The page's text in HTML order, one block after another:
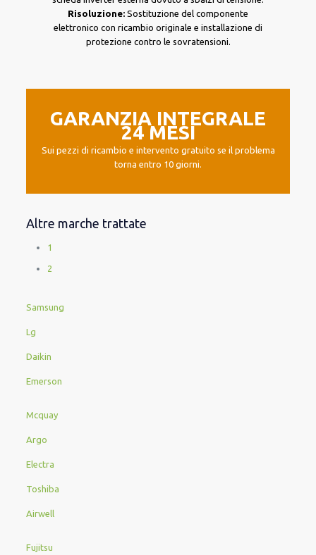
Risoluzione: Sostituzione del componente
elettronico con ricambio originale e installazione di
protezione contro le sovratensioni.
GARANZIA INTEGRALE
24 MESI
Sui pezzi di ricambio e intervento gratuito se il problema
torna entro 10 giorni.
Altre marche trattate
1
2
Samsung
Lg
Daikin
Emerson
Mcquay
Argo
Electra
Toshiba
Airwell
Fujitsu